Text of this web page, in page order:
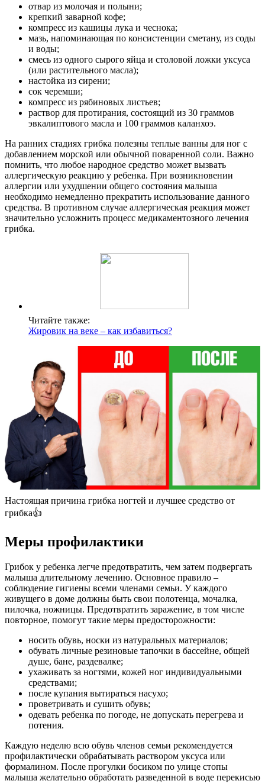
отвар из молочая и полыни;
крепкий заварной кофе;
компресс из кашицы лука и чеснока;
мазь, напоминающая по консистенции сметану, из соды
и воды;
смесь из одного сырого яйца и столовой ложки уксуса
(или растительного масла);
настойка из сирени;
сок черемши;
компресс из рябиновых листьев;
раствор для протирания, состоящий из 30 граммов
эвкалиптового масла и 100 граммов каланхоэ.
На ранних стадиях грибка полезны теплые ванны для ног с
добавлением морской или обычной поваренной соли. Важно
помнить, что любое народное средство может вызвать
аллергическую реакцию у ребенка. При возникновении
аллергии или ухудшении общего состояния малыша
необходимо немедленно прекратить использование данного
средства. В противном случае аллергическая реакция может
значительно усложнить процесс медикаментозного лечения
грибка.
Читайте также:
Жировик на веке – как избавиться?
Настоящая причина грибка ногтей и лучшее средство от
грибка👍
Меры профилактики
Грибок у ребенка легче предотвратить, чем затем подвергать
малыша длительному лечению. Основное правило –
соблюдение гигиены всеми членами семьи. У каждого
живущего в доме должны быть свои полотенца, мочалка,
пилочка, ножницы. Предотвратить заражение, в том числе
повторное, помогут такие меры предосторожности:
носить обувь, носки из натуральных материалов;
обувать личные резиновые тапочки в бассейне, общей
душе, бане, раздевалке;
ухаживать за ногтями, кожей ног индивидуальными
средствами;
после купания вытираться насухо;
проветривать и сушить обувь;
одевать ребенка по погоде, не допускать перегрева и
потения.
Каждую неделю всю обувь членов семьи рекомендуется
профилактически обрабатывать раствором уксуса или
формалином. После прогулки босиком по улице стопы
малыша желательно обработать разведенной в воде перекисью